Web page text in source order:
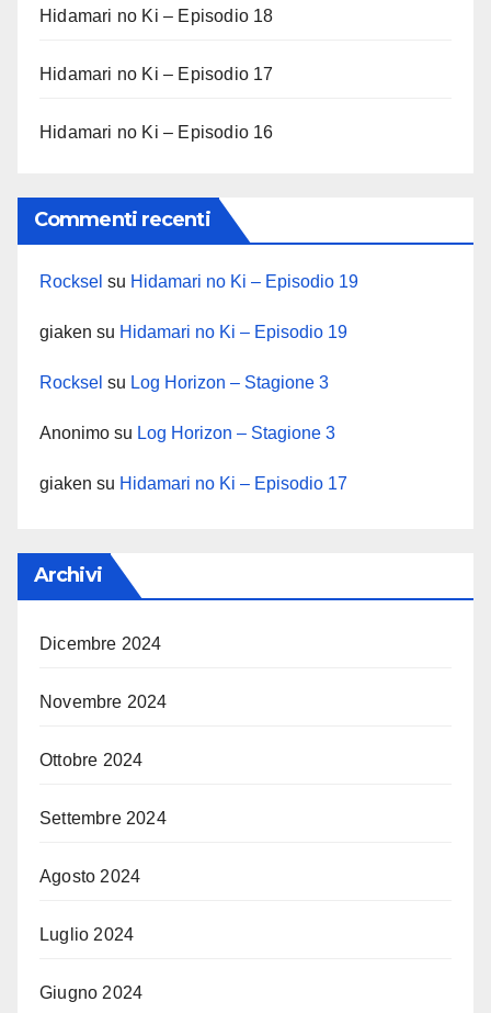
Hidamari no Ki – Episodio 18
Hidamari no Ki – Episodio 17
Hidamari no Ki – Episodio 16
Commenti recenti
Rocksel su Hidamari no Ki – Episodio 19
giaken su Hidamari no Ki – Episodio 19
Rocksel su Log Horizon – Stagione 3
Anonimo su Log Horizon – Stagione 3
giaken su Hidamari no Ki – Episodio 17
Archivi
Dicembre 2024
Novembre 2024
Ottobre 2024
Settembre 2024
Agosto 2024
Luglio 2024
Giugno 2024